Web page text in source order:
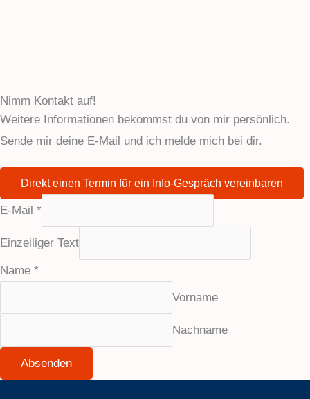
Nimm Kontakt auf!
Weitere Informationen bekommst du von mir persönlich.
Sende mir deine E-Mail und ich melde mich bei dir.
Direkt einen Termin für ein Info-Gespräch vereinbaren
E-Mail *
Einzeiliger Text
Name *
Vorname
Nachname
Absenden